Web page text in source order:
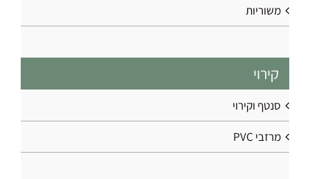
משוריות
קירוי
סנטף וקירוי
מרזבי PVC